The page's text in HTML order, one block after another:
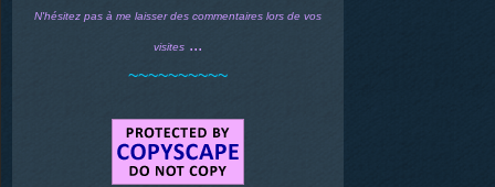
N'hésitez pas à me laisser des commentaires lors de vos
visites ...
~~~~~~~~~~